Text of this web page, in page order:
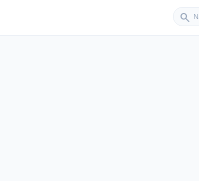
search
Sender